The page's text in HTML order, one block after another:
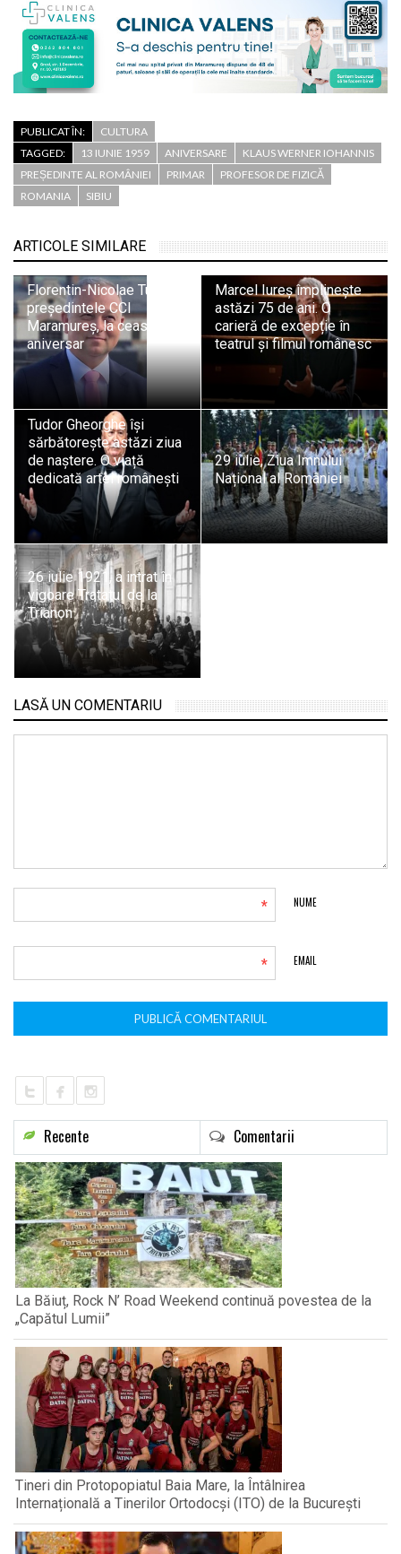
PUBLICAT ÎN:
CULTURA
TAGGED:
13 IUNIE 1959 ANIVERSARE
KLAUS WERNER IOHANNIS
PREȘEDINTE AL ROMÂNIEI
PRIMAR
PROFESOR DE FIZICĂ
ROMANIA
SIBIU
ARTICOLE SIMILARE
Florentin-Nicolae Tuș,
președintele CCI
Maramureș, la ceas
aniversar
Marcel Iureș împlinește
astăzi 75 de ani. O
carieră de excepție în
teatrul și filmul românesc
Tudor Gheorghe își
sărbătorește astăzi ziua
de naștere. O viață
dedicată artei românești
29 iulie, Ziua Imnului
Național al României
26 iulie 1921, a intrat în
vigoare Tratatul de la
Trianon
LASĂ UN COMENTARIU
NUME
*
EMAIL
*
Recente Comentarii
La Băiuț, Rock N’ Road Weekend continuă povestea de la
„Capătul Lumii”
Tineri din Protopopiatul Baia Mare, la Întâlnirea
Internațională a Tinerilor Ortodocși (ITO) de la București